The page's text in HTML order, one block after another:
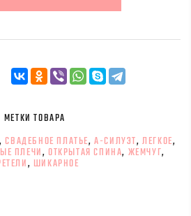
МЕТКИ ТОВАРА
,СВАДЕБНОЕ ПЛАТЬЕ,А-СИЛУЭТ,ЛЕГКОЕ,
ПЛЕЧИ, ОТКРЫТАЯ СПИНА, ЖЕМЧУГ,
, ШИКАРНОЕ